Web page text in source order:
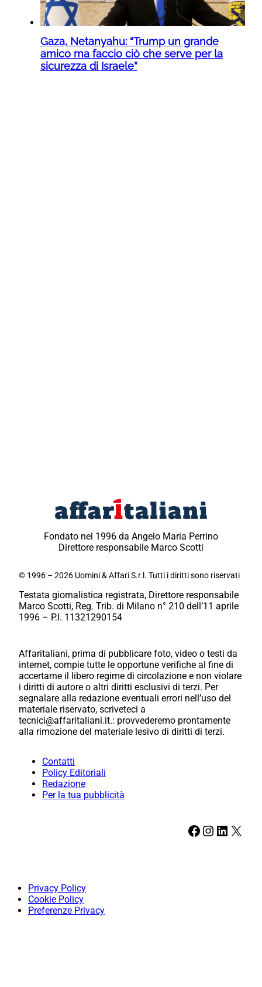
Gaza, Netanyahu: “Trump un grande
amico ma faccio ciò che serve per la
sicurezza di Israele”
Fondato nel 1996 da Angelo Maria Perrino
Direttore responsabile Marco Scotti
© 1996 – 2026 Uomini & Affari S.r.l. Tutti i diritti sono riservati
Testata giornalistica registrata, Direttore responsabile
Marco Scotti, Reg. Trib. di Milano n° 210 dell’11 aprile
1996 – P.I. 11321290154
Affaritaliani, prima di pubblicare foto, video o testi da
internet, compie tutte le opportune verifiche al fine di
accertarne il libero regime di circolazione e non violare
i diritti di autore o altri diritti esclusivi di terzi. Per
segnalare alla redazione eventuali errori nell’uso del
materiale riservato, scriveteci a
tecnici@affaritaliani.it.: provvederemo prontamente
alla rimozione del materiale lesivo di diritti di terzi.
Contatti
Policy Editoriali
Redazione
Per la tua pubblicità
Facebook Instagram LinkedIn X
Privacy Policy
Cookie Policy
Preferenze Privacy